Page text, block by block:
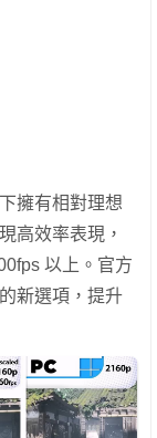
擁有相對理想
高效率表現，
以上。官方
新選項，提升